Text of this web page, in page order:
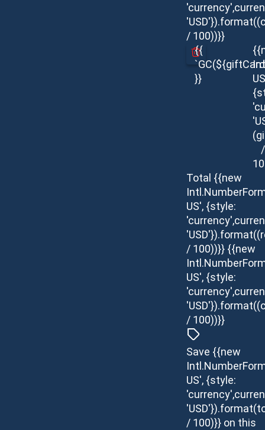
/ 100))}}
{{
}}
/
Total {{new
US', {style:
/ 100))}} {{new
US', {style:
/ 100))}}
Save {{new
US', {style:
/ 100)}} on this